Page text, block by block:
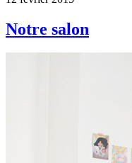
Notre salon